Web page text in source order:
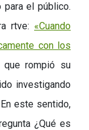
para el público.
rtve: «Cuando
con los
que rompió su
investigando
este sentido,
¿Qué es